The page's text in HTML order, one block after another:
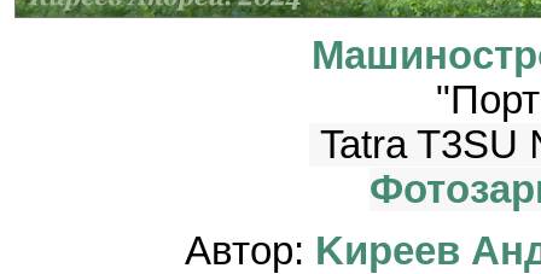
Tatra T3SU
Автор: Kиpeeв